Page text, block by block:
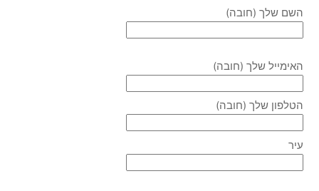
השם שלך (חובה)
האימייל שלך (חובה)
הטלפון שלך (חובה)
עיר